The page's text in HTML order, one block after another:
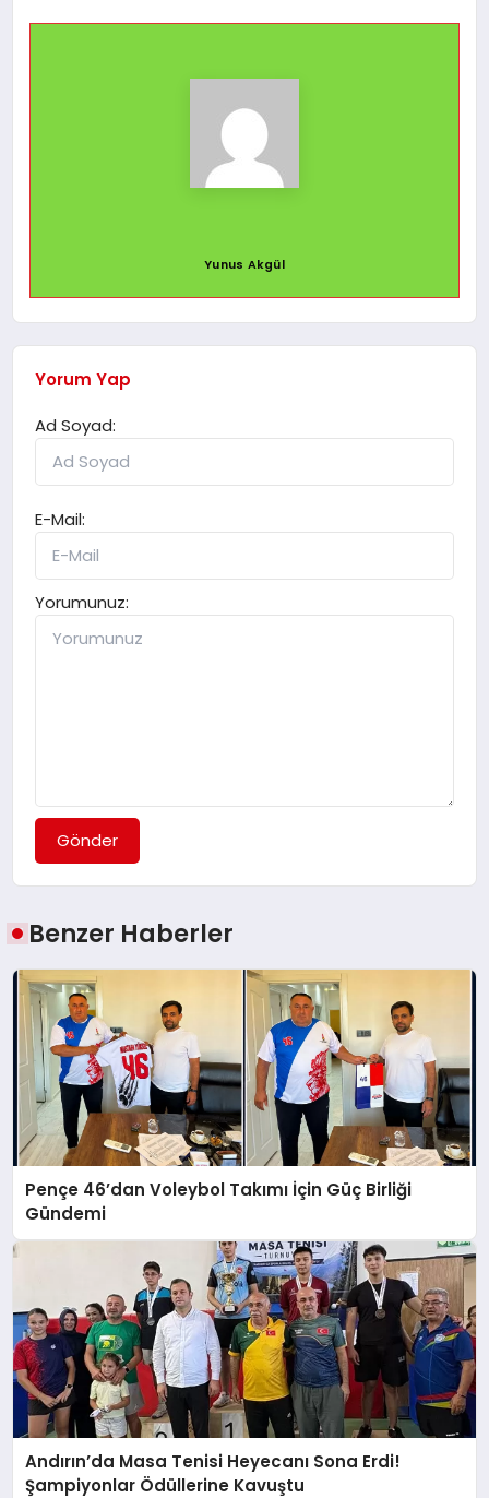
Yunus Akgül
Yorum Yap
Ad Soyad:
E-Mail:
Yorumunuz:
Gönder
Benzer Haberler
Pençe 46’dan Voleybol Takımı İçin Güç Birliği
Gündemi
Andırın’da Masa Tenisi Heyecanı Sona Erdi!
Şampiyonlar Ödüllerine Kavuştu